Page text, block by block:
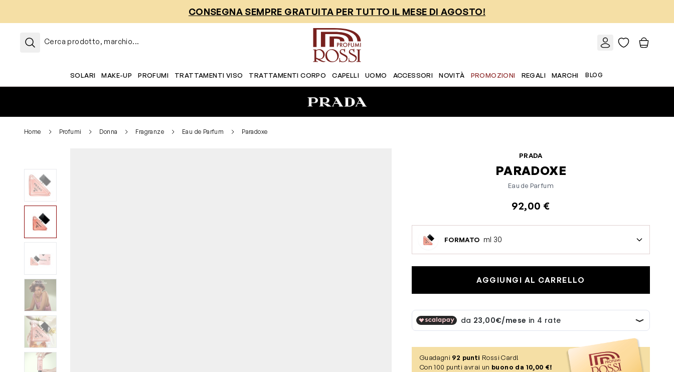
CONSEGNA SEMPRE GRATUITA PER TUTTO IL MESE DI AGOSTO!
Cerca prodotto, marchio...
SOLARI MAKE-UP PROFUMI TRATTAMENTI VISO TRATTAMENTI CORPO CAPELLI UOMO ACCESSORI NOVITÀ PROMOZIONI REGALI MARCHI BLOG
Home Profumi Donna Fragranze Eau de Parfum Paradoxe
PRADA
PARADOXE
Eau de Parfum
92,00 €
FORMATO ml 30
AGGIUNGI AL CARRELLO
Guadagni 92 punti Rossi Card!
Con 100 punti avrai un buono da 10,00 €!
View larger image
View larger image
View larger image
View larger image
View larger image